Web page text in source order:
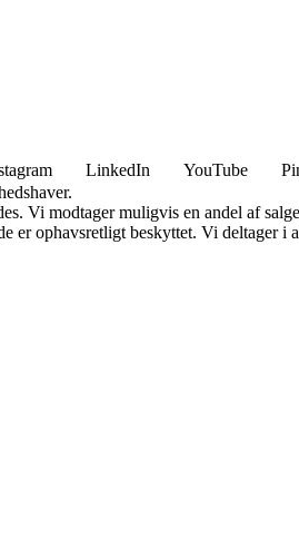
LinkedIn YouTube
Vi modtager muligvis en andel af
er ophavsretligt beskyttet. Vi deltager